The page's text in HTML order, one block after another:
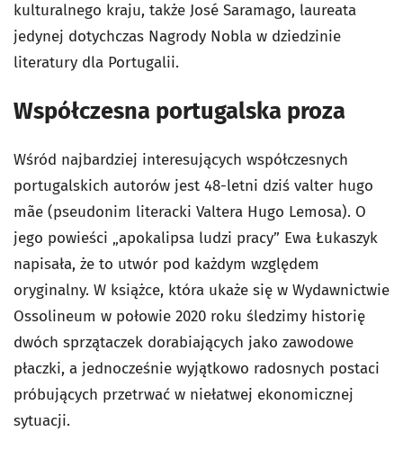
kulturalnego kraju, także José Saramago, laureata
jedynej dotychczas Nagrody Nobla w dziedzinie
literatury dla Portugalii.
Współczesna portugalska proza
Wśród najbardziej interesujących współczesnych
portugalskich autorów jest 48-letni dziś valter hugo
mãe (pseudonim literacki Valtera Hugo Lemosa). O
jego powieści „apokalipsa ludzi pracy” Ewa Łukaszyk
napisała, że to utwór pod każdym względem
oryginalny. W książce, która ukaże się w Wydawnictwie
Ossolineum w połowie 2020 roku śledzimy historię
dwóch sprzątaczek dorabiających jako zawodowe
płaczki, a jednocześnie wyjątkowo radosnych postaci
próbujących przetrwać w niełatwej ekonomicznej
sytuacji.